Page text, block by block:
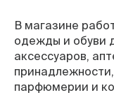
В магазине
одежды и обуви
аксессуаров,
парфюмерии и